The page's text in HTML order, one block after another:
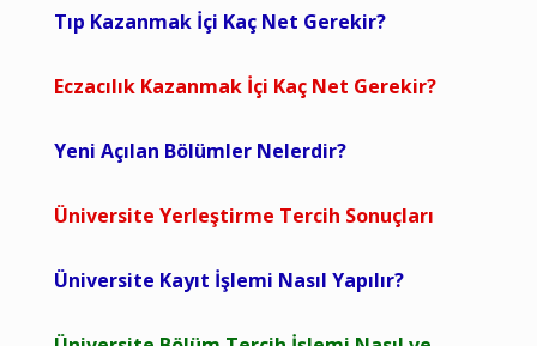
Tıp Kazanmak İçi Kaç Net Gerekir?
Eczacılık Kazanmak İçi Kaç Net Gerekir?
Yeni Açılan Bölümler Nelerdir?
Üniversite Yerleştirme Tercih Sonuçları
Üniversite Kayıt İşlemi Nasıl Yapılır?